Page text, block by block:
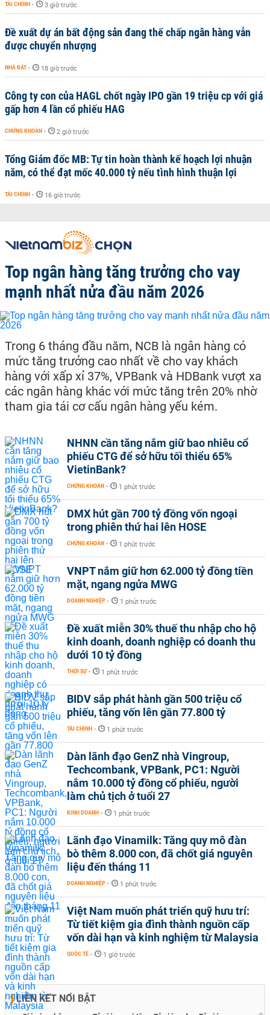
TÀI CHÍNH - 3 giờ trước
Đề xuất dự án bất động sản đang thế chấp ngân hàng vẫn
được chuyển nhượng
NHÀ ĐẤT - 18 giờ trước
Công ty con của HAGL chốt ngày IPO gần 19 triệu cp với giá
gấp hơn 4 lần cổ phiếu HAG
CHỨNG KHOÁN - 2 giờ trước
Tổng Giám đốc MB: Tự tin hoàn thành kế hoạch lợi nhuận
năm, có thể đạt mốc 40.000 tỷ nếu tình hình thuận lợi
TÀI CHÍNH - 16 giờ trước
Top ngân hàng tăng trưởng cho vay
mạnh nhất nửa đầu năm 2026
Trong 6 tháng đầu năm, NCB là ngân hàng có
mức tăng trưởng cao nhất về cho vay khách
hàng với xấp xỉ 37%, VPBank và HDBank vượt xa
các ngân hàng khác với mức tăng trên 20% nhờ
tham gia tái cơ cấu ngân hàng yếu kém.
NHNN cần tăng nắm giữ bao nhiêu cổ
phiếu CTG để sở hữu tối thiểu 65%
VietinBank?
CHỨNG KHOÁN - 1 phút trước
DMX hút gần 700 tỷ đồng vốn ngoại
trong phiên thứ hai lên HOSE
CHỨNG KHOÁN - 1 phút trước
VNPT nắm giữ hơn 62.000 tỷ đồng tiền
mặt, ngang ngửa MWG
DOANH NGHIỆP - 1 phút trước
Đề xuất miễn 30% thuế thu nhập cho hộ
kinh doanh, doanh nghiệp có doanh thu
dưới 10 tỷ đồng
THỜI SỰ - 1 phút trước
BIDV sắp phát hành gần 500 triệu cổ
phiếu, tăng vốn lên gần 77.800 tỷ
TÀI CHÍNH - 1 phút trước
Dàn lãnh đạo GenZ nhà Vingroup,
Techcombank, VPBank, PC1: Người
nắm 10.000 tỷ đồng cổ phiếu, người
làm chủ tịch ở tuổi 27
KINH DOANH - 1 phút trước
Lãnh đạo Vinamilk: Tăng quy mô đàn
bò thêm 8.000 con, đã chốt giá nguyên
liệu đến tháng 11
DOANH NGHIỆP - 1 phút trước
Việt Nam muốn phát triển quỹ hưu trí:
Từ tiết kiệm gia đình thành nguồn cấp
vốn dài hạn và kinh nghiệm từ Malaysia
QUỐC TẾ - 1 giờ trước
LIÊN KẾT NỔI BẬT